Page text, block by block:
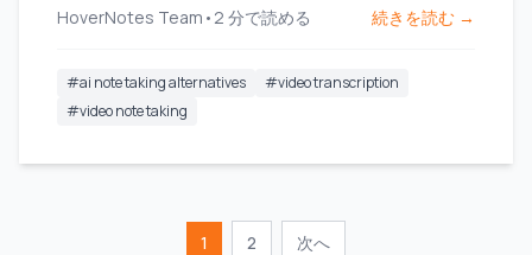
HoverNotes Team • 2 分で読める 続きを読む →
#ai note taking alternatives #video transcription
#video note taking
1 2 次へ